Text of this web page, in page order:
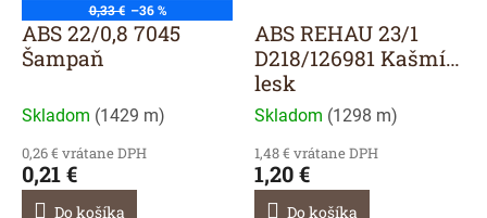
0,33 € –36 %
ABS 22/0,8 7045
Šampaň
Skladom (1429 m)
0,26 € vrátane DPH
0,21 €
Do košíka
ABS REHAU 23/1
D218/126981 Kašmír
lesk
Skladom (1298 m)
1,48 € vrátane DPH
1,20 €
Do košíka